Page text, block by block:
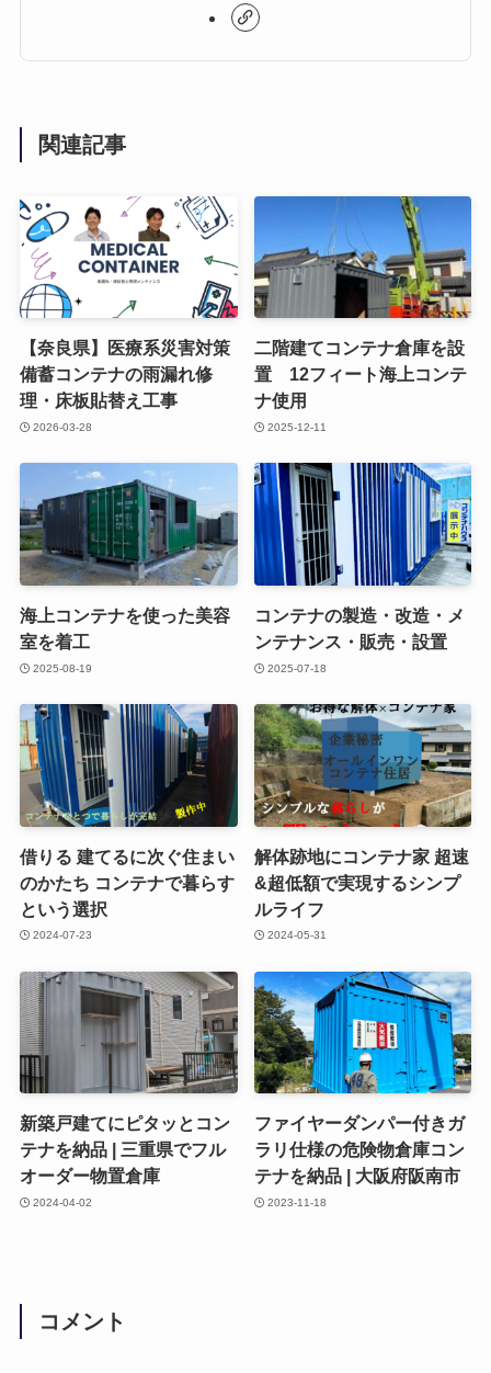
関連記事
【奈良県】医療系災害対策
備蓄コンテナの雨漏れ修
理・床板貼替え工事
2026-03-28
二階建てコンテナ倉庫を設
置 12フィート海上コンテ
ナ使用
2025-12-11
海上コンテナを使った美容
室を着工
2025-08-19
コンテナの製造・改造・メ
ンテナンス・販売・設置
2025-07-18
借りる 建てるに次ぐ住まい
のかたち コンテナで暮らす
という選択
2024-07-23
解体跡地にコンテナ家 超速
&超低額で実現するシンプ
ルライフ
2024-05-31
新築戸建てにピタッとコン
テナを納品 | 三重県でフル
オーダー物置倉庫
2024-04-02
ファイヤーダンパー付きガ
ラリ仕様の危険物倉庫コン
テナを納品 | 大阪府阪南市
2023-11-18
コメント